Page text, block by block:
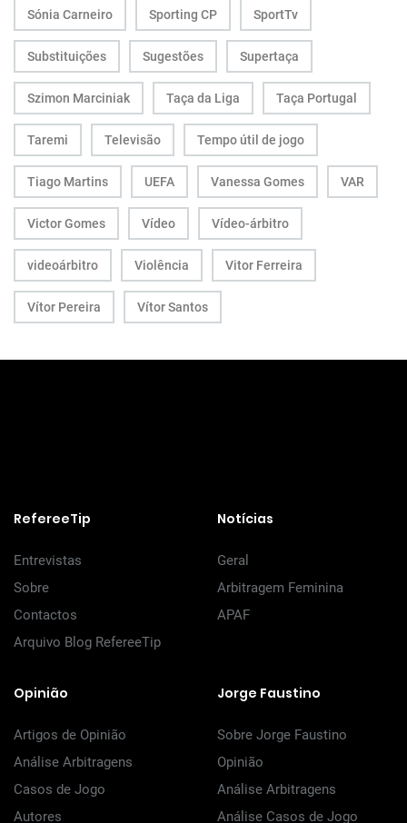
Sónia Carneiro Sporting CP SportTv
Substituições Sugestões Supertaça
Szimon Marciniak Taça da Liga Taça Portugal
Taremi Televisão Tempo útil de jogo
Tiago Martins UEFA Vanessa Gomes VAR
Victor Gomes Vídeo Vídeo-árbitro
videoárbitro Violência Vitor Ferreira
Vítor Pereira Vítor Santos
RefereeTip
Entrevistas
Sobre
Contactos
Arquivo Blog RefereeTip
Notícias
Geral
Arbitragem Feminina
APAF
Opinião
Artigos de Opinião
Análise Arbitragens
Casos de Jogo
Autores
Jorge Faustino
Sobre Jorge Faustino
Opinião
Análise Arbitragens
Análise Casos de Jogo